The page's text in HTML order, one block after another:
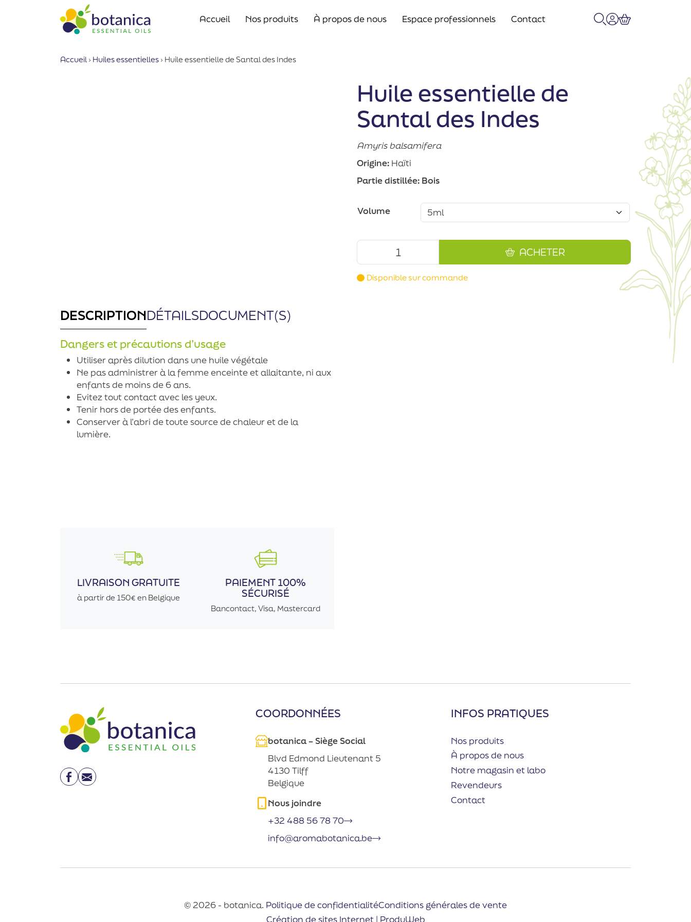
Accueil Nos produits À propos de nous Espace professionnels
Contact
Accueil › Huiles essentielles › Huile essentielle de Santal des Indes
Huile essentielle de
Santal des Indes
Amyris balsamifera
Origine: Haïti
Partie distillée: Bois
Volume
ACHETER
Disponible sur commande
DESCRIPTIONDÉTAILSDOCUMENT(S)
Dangers et précautions d’usage
Utiliser après dilution dans une huile végétale
Ne pas administrer à la femme enceinte et allaitante, ni aux
enfants de moins de 6 ans.
Evitez tout contact avec les yeux.
Tenir hors de portée des enfants.
Conserver à l’abri de toute source de chaleur et de la
lumière.
LIVRAISON GRATUITE
à partir de 150€ en Belgique
PAIEMENT 100%
SÉCURISÉ
Bancontact, Visa, Mastercard
COORDONNÉES
botanica – Siège Social
Blvd Edmond Lieutenant 5
4130 Tilff
Belgique
Nous joindre
+32 488 56 78 70
info@aromabotanica.be
INFOS PRATIQUES
Nos produits
À propos de nous
Notre magasin et labo
Revendeurs
Contact
Facebook
Email
© 2026 - botanica. Politique de confidentialitéConditions générales de vente
Création de sites Internet | ProduWeb